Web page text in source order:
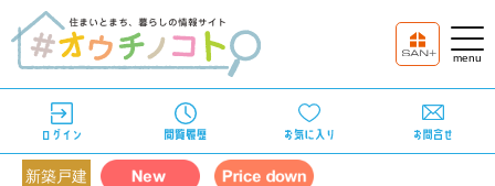
新築戸建